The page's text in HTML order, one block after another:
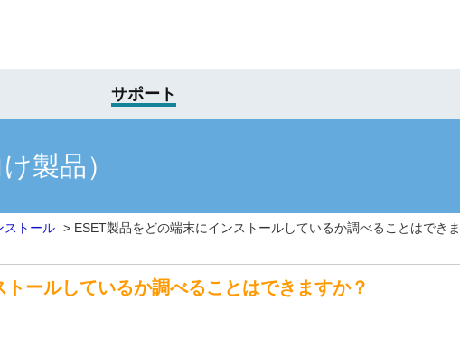
サポート
製品）
ストール > ESET製品をどの端末にインストールしているか調べることはでき
ールしているか調べることはできますか？